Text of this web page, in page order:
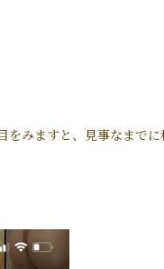
みますと、見事なまでに